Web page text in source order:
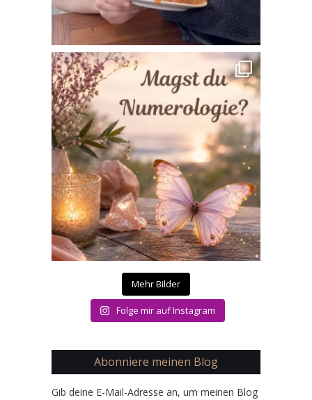
Mehr Bilder
Folge mir auf Instagram
Abonniere meinen Blog
Gib deine E-Mail-Adresse an, um meinen Blog